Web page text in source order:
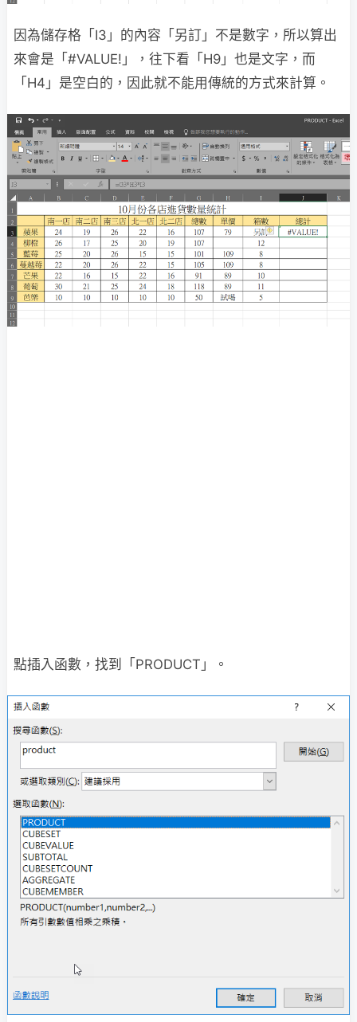
因為儲存格「I3」的內容「另訂」不是數字，所以算出
來會是「#VALUE!」，往下看「H9」也是文字，而
「H4」是空白的，因此就不能用傳統的方式來計算。
點插入函數，找到「PRODUCT」。